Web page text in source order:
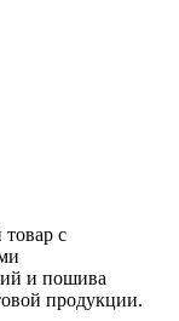
с
и пошива
продукции.